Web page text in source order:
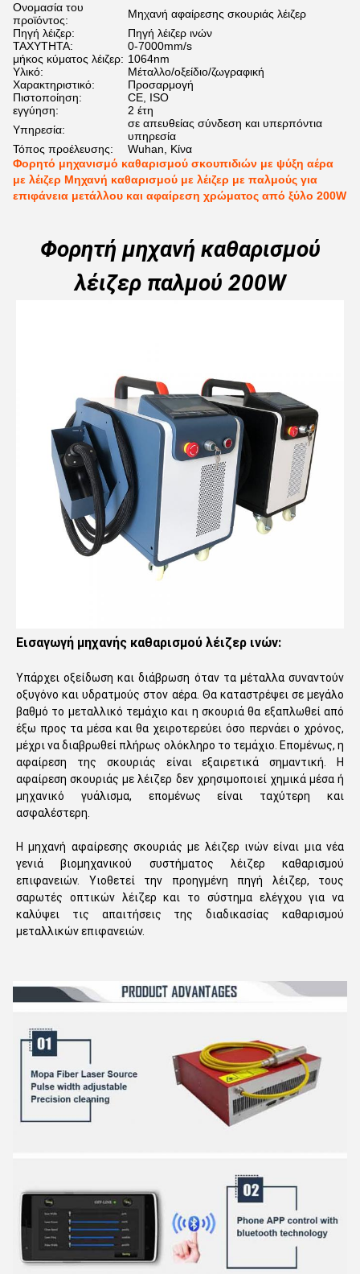
Ονομασία του
προϊόντος:
Μηχανή αφαίρεσης σκουριάς λέιζερ
Πηγή λέιζερ:
Πηγή λέιζερ ινών
ΤΑΧΥΤΗΤΑ:
0-7000mm/s
μήκος κύματος λέιζερ: 1064nm
Υλικό:
Μέταλλο/οξείδιο/ζωγραφική
Χαρακτηριστικό:
Προσαρμογή
Πιστοποίηση:
CE, ISO
εγγύηση:
2 έτη
Υπηρεσία:
σε απευθείας σύνδεση και υπερπόντια
υπηρεσία
Τόπος προέλευσης:
Wuhan, Κίνα
Φορητό μηχανισμό καθαρισμού σκουπιδιών με ψύξη αέρα
με λέιζερ Μηχανή καθαρισμού με λέιζερ με παλμούς για
επιφάνεια μετάλλου και αφαίρεση χρώματος από ξύλο 200W
Φορητή μηχανή καθαρισμού
λέιζερ παλμού 200W
Εισαγωγή μηχανής καθαρισμού λέιζερ ινών:
Υπάρχει οξείδωση και διάβρωση όταν τα μέταλλα συναντούν
οξυγόνο και υδρατμούς στον αέρα. Θα καταστρέψει σε μεγάλο
βαθμό το μεταλλικό τεμάχιο και η σκουριά θα εξαπλωθεί από
έξω προς τα μέσα και θα χειροτερεύει όσο περνάει ο χρόνος,
μέχρι να διαβρωθεί πλήρως ολόκληρο το τεμάχιο. Επομένως, η
αφαίρεση της σκουριάς είναι εξαιρετικά σημαντική. Η
αφαίρεση σκουριάς με λέιζερ δεν χρησιμοποιεί χημικά μέσα ή
μηχανικό γυάλισμα, επομένως είναι ταχύτερη και
ασφαλέστερη.
Η μηχανή αφαίρεσης σκουριάς με λέιζερ ινών είναι μια νέα
γενιά βιομηχανικού συστήματος λέιζερ καθαρισμού
επιφανειών. Υιοθετεί την προηγμένη πηγή λέιζερ, τους
σαρωτές οπτικών λέιζερ και το σύστημα ελέγχου για να
καλύψει τις απαιτήσεις της διαδικασίας καθαρισμού
μεταλλικών επιφανειών.